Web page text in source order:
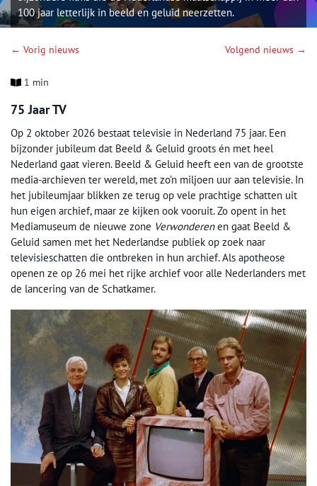
100 jaar letterlijk in beeld en geluid neerzetten.
← Vorig nieuws Volgend nieuws →
1 min
75 Jaar TV
Op 2 oktober 2026 bestaat televisie in Nederland 75 jaar. Een
bijzonder jubileum dat Beeld & Geluid groots én met heel
Nederland gaat vieren. Beeld & Geluid heeft een van de grootste
media-archieven ter wereld, met zo’n miljoen uur aan televisie. In
het jubileumjaar blikken ze terug op vele prachtige schatten uit
hun eigen archief, maar ze kijken ook vooruit. Zo opent in het
Mediamuseum de nieuwe zone Verwonderenen gaat Beeld &
Geluid samen met het Nederlandse publiek op zoek naar
televisieschatten die ontbreken in hun archief. Als apotheose
openen ze op 26 mei het rijke archief voor alle Nederlanders met
de lancering van de Schatkamer.